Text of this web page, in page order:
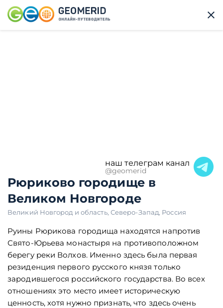
наш телеграм канал
@geomerid
Рюриково городище в
Великом Новгороде
Великий Новгород и область, Северо-Запад, Россия
Руины Рюрикова городища находятся напротив
Свято-Юрьева монастыря на противоположном
берегу реки Волхов. Именно здесь была первая
резиденция первого русского князя только
зародившегося российского государства. Во всех
отношениях это место имеет историческую
ценность, хотя нужно признать, что здесь очень